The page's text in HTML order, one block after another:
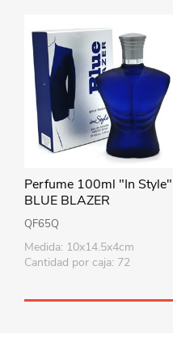
Perfume 100ml "In Style"
BLUE BLAZER
QF65Q
Medida: 10x14.5x4cm
Cantidad por caja: 72